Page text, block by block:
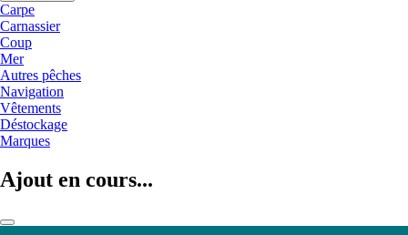
Carpe
Carnassier
Coup
Mer
Autres pêches
Navigation
Vêtements
Déstockage
Marques
Ajout en cours...